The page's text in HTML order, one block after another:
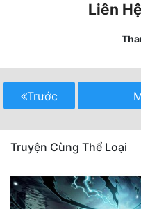
Phong Thủy - Tâm Linh
Quan Trường
Sảng Văn
Sắc
Sủng
Liên
Trước
Truyện Cùng Thể Loại